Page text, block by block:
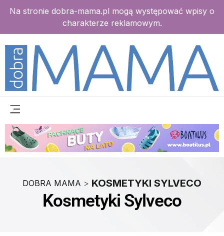
Na stronie dobra-mama.pl mogą występować wpisy o
charakterze reklamowym.
DOBRA MAMA > KOSMETYKI SYLVECO
Kosmetyki Sylveco